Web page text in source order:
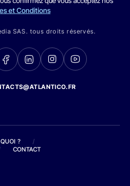
et Conditions
SAS. tous droits réservés.
?
/
CONTACT